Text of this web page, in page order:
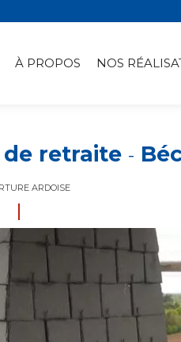
À PROPOS NOS
de retraite -
ARDOISE